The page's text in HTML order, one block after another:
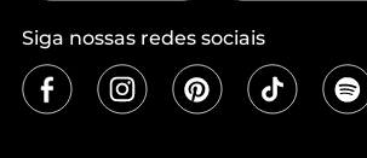
Siga nossas redes sociais